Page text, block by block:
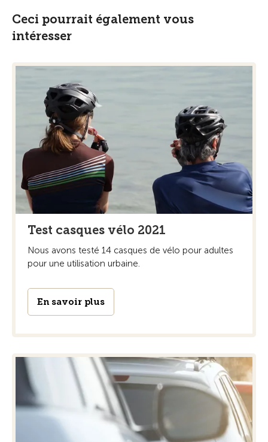
Ceci pourrait également vous
intéresser
Test casques vélo 2021
Nous avons testé 14 casques de vélo pour adultes
pour une utilisation urbaine.
En savoir plus